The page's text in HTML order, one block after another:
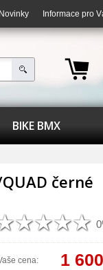
Novinky Informace pro
BIKE BMX
černé
cena: 1